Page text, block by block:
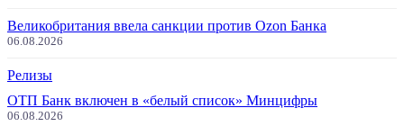
Великобритания ввела санкции против Ozon Банка
06.08.2026
Релизы
ОТП Банк включен в «белый список» Минцифры
06.08.2026